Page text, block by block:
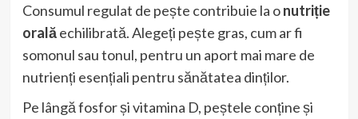
Consumul regulat de pește contribuie la onutriție
oralăechilibrată. Alegeți pește gras, cum ar fi
somonul sau tonul, pentru un aport mai mare de
nutrienți esențiali pentru sănătatea dinților.
Pe lângă fosfor și vitamina D, peștele conține și